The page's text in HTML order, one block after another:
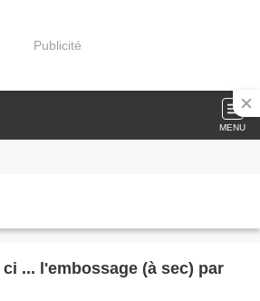
Publicité
MENU
... l'embossage (à sec) par